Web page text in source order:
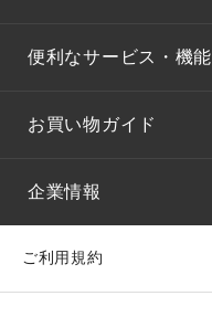
便利なサービス・機能
お買い物ガイド
企業情報
ご利用規約